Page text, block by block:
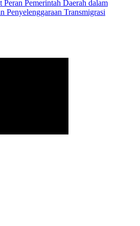
Peran Pemerintah Daerah dalam
Penyelenggaraan Transmigrasi